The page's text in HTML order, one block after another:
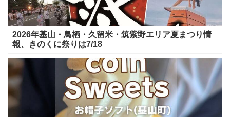
2026年基山・鳥栖・久留米・筑紫野エリア夏まつり情
報、きのくに祭りは7/18